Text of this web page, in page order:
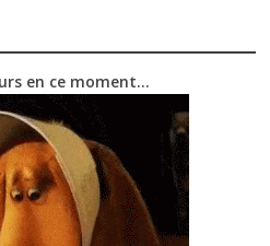
en ce moment…